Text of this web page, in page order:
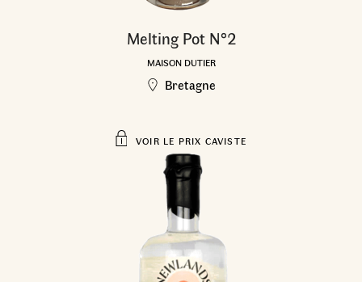
Melting Pot N°2
MAISON DUTIER
Bretagne
VOIR LE PRIX CAVISTE